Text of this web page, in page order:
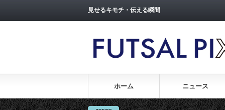
見せるキモチ・伝える瞬間
ホーム ニュース